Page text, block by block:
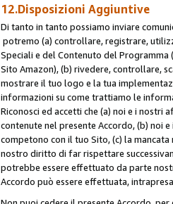
12.Disposizioni Aggiuntive
Di tanto in tanto possiamo inviare
potremo (a) controllare, registrare,
Speciali e del Contenuto del
Sito Amazon), (b) rivedere, controllare,
mostrare il tuo logo e la tua
informazioni su come trattiamo le
Riconosci ed accetti che (a) noi e i
contenute nel presente Accordo, (b) noi
competono con il tuo Sito, (c) la
nostro diritto di far rispettare
potrebbe essere effettuato da parte
Accordo può essere effettuata,